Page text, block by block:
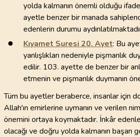
yolda kalmanın önemli olduğu
ayetle benzer bir manada
edenlerin durumu
Kıyamet Suresi 20. Ayet: Bu
yanlışlıkları nedeniyle pişmanlık
edilir. 103. ayette de benzer bir
etmenin ve pişmanlık duymanın
Tüm bu ayetler beraberce, insanlar için
Allah'ın emirlerine uymanın ve verilen
önemini ortaya koymaktadır. İnkâr
olacağı ve doğru yolda kalmanın başarı